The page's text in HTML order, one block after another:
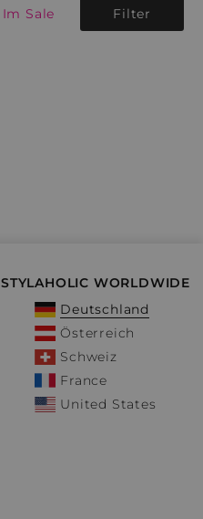
Im Sale Filter
STYLAHOLIC WORLDWIDE
Deutschland
Österreich
Schweiz
France
United States